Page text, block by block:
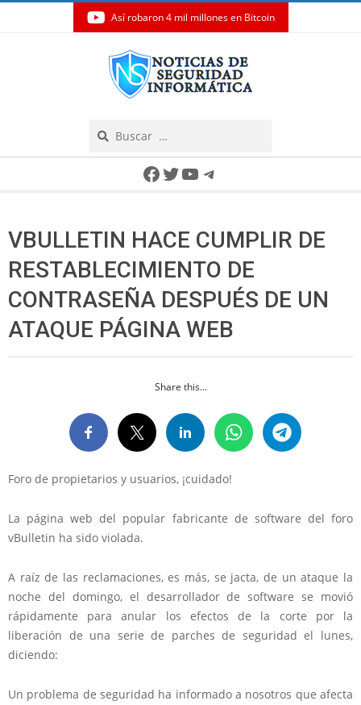
Así robaron 4 mil millones en Bitcoin
Facebook
Twitter
YouTube
Telegram
VBULLETIN HACE CUMPLIR DE
RESTABLECIMIENTO DE
CONTRASEÑA DESPUÉS DE UN
ATAQUE PÁGINA WEB
Share this...
Foro de propietarios y usuarios, ¡cuidado!
La página web del popular fabricante de software del foro
vBulletin ha sido violada.
A raíz de las reclamaciones, es más, se jacta, de un ataque la
noche del domingo, el desarrollador de software se movió
rápidamente para anular los efectos de la corte por la
liberación de una serie de parches de seguridad el lunes,
diciendo:
Un problema de seguridad ha informado a nosotros que afecta